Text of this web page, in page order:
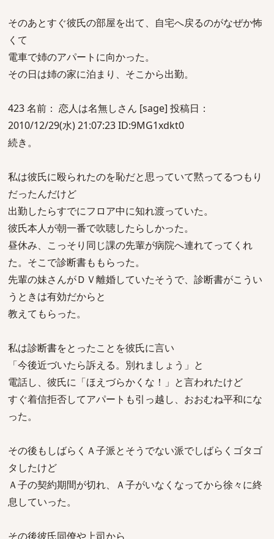
そのあとすぐ彼氏の部屋を出て、自宅へ戻るのがなぜか怖
くて
電車で姉のアパートに向かった。
その日は姉の家に泊まり、そこから出勤。
423 名前： 恋人は名無しさん [sage] 投稿日：
2010/12/29(水) 21:07:23 ID:9MG1xdkt0
続き。
私は彼氏に殴られたのを恥だと思っていて黙ってるつもり
だったんだけど
出勤したらすでにフロア中に知れ渡っていた。
彼氏本人が朝一番で吹聴したらしかった。
昼休み、こっそり同じ課の先輩が病院へ連れてってくれ
た。そこで診断書ももらった。
先輩の妹さんがＤＶ離婚していたそうで、診断書がこうい
うときは有効だからと
教えてもらった。
私は診断書をとったことを彼氏に言い
「今後近づいたら訴える。別れましょう」と
電話し、彼氏に「ほえづらかくな！」と言われたけど
すぐ着信拒否してアパートも引っ越し、おおむね平和にな
った。
その後もしばらくＡ子派とそうでない派でしばらくゴタゴ
タしたけど
Ａ子の契約期間が切れ、Ａ子がいなくなってから徐々に終
息していった。
その後彼氏同僚や上司から